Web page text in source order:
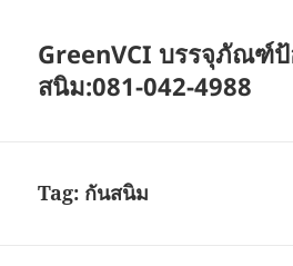
GreenVCI บรรจุภัณฑ์
สนิม:081-042-4988
Tag: กันสนิม